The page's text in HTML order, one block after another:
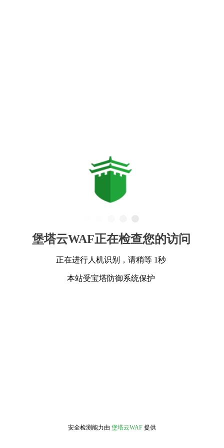
堡塔云WAF正在检查您的访问
正在进行人机识别，请稍等 1秒
本站受宝塔防御系统保护
安全检测能力由 堡塔云WAF 提供